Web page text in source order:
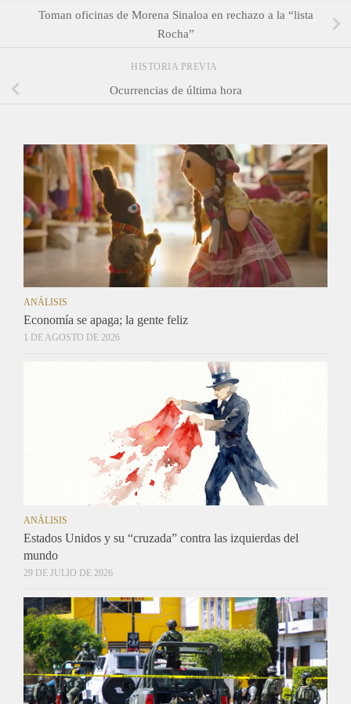
Toman oficinas de Morena Sinaloa en rechazo a la “lista
Rocha”
HISTORIA PREVIA
Ocurrencias de última hora
ANÁLISIS
Economía se apaga; la gente feliz
1 DE AGOSTO DE 2026
ANÁLISIS
Estados Unidos y su “cruzada” contra las izquierdas del
mundo
29 DE JULIO DE 2026